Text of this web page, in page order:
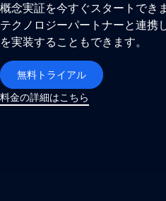
概念実証を今すぐスタートでき
テクノロジーパートナーと連携
を実装することもできます。
無料トライアル
料金の詳細はこちら